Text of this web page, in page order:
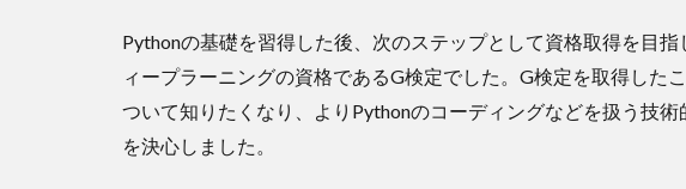
ら
針
と
Pythonの基礎を習得した後、次のステップとして資格取得を目
ィープラーニングの資格であるG検定でした。G検定を取得した
ついて知りたくなり、よりPythonのコーディングなどを扱う技
を決心しました。